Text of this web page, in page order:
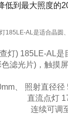
低到最大照度的
185LE-AL是适合晶圆
灯) 185LE-AL是
滤光片)，触摸屏
、 照射直径径
直流点灯
连续可调